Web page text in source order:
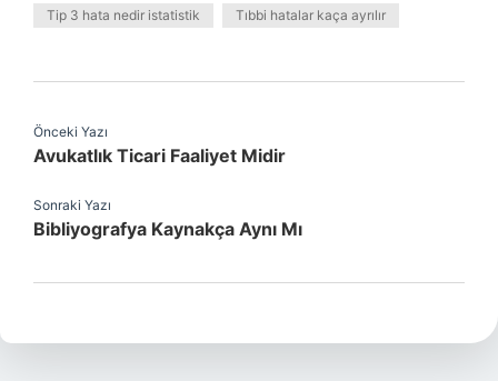
Tip 3 hata nedir istatistik Tıbbi hatalar kaça ayrılır
Önceki Yazı
Avukatlık Ticari Faaliyet Midir
Sonraki Yazı
Bibliyografya Kaynakça Aynı Mı